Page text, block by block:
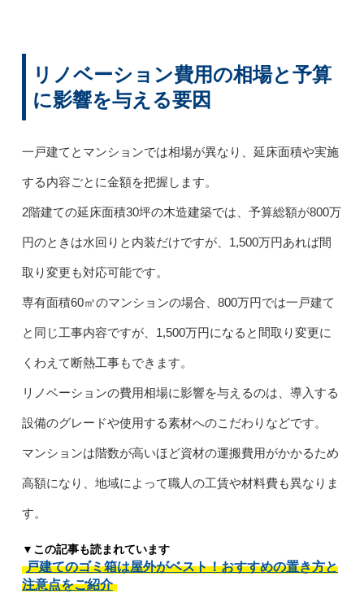
リノベーション費用の相場と予算
に影響を与える要因
一戸建てとマンションでは相場が異なり、延床面積や実施
する内容ごとに金額を把握します。
2階建ての延床面積30坪の木造建築では、予算総額が800万
円のときは水回りと内装だけですが、1,500万円あれば間
取り変更も対応可能です。
専有面積60㎡のマンションの場合、800万円では一戸建て
と同じ工事内容ですが、1,500万円になると間取り変更に
くわえて断熱工事もできます。
リノベーションの費用相場に影響を与えるのは、導入する
設備のグレードや使用する素材へのこだわりなどです。
マンションは階数が高いほど資材の運搬費用がかかるため
高額になり、地域によって職人の工賃や材料費も異なりま
す。
▼この記事も読まれています
戸建てのゴミ箱は屋外がベスト！おすすめの置き方と
注意点をご紹介